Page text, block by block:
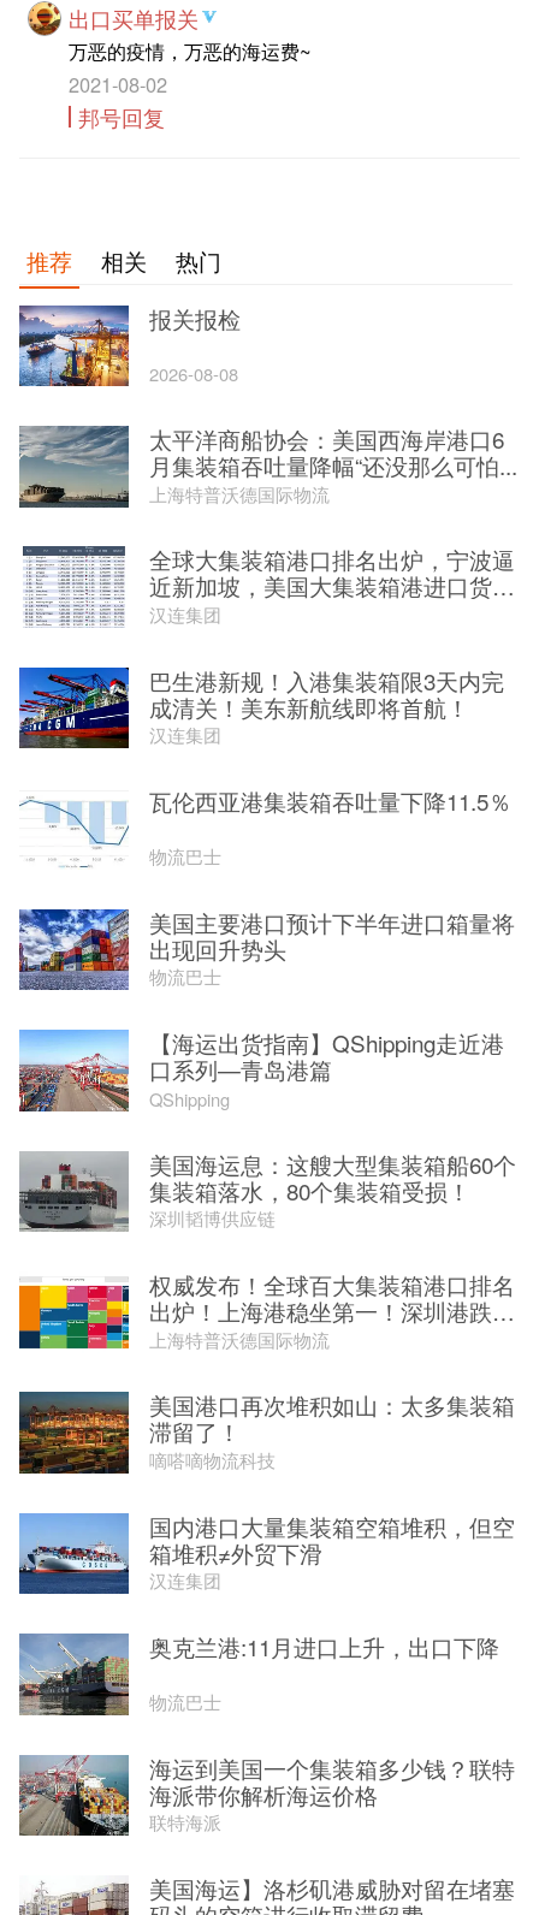
出口买单报关
万恶的疫情，万恶的海运费~
2021-08-02
邦号回复
推荐 相关
热门
报关报检
2026-08-08
太平洋商船协会：美国西海岸港口6
月集装箱吞吐量降幅“还没那么可怕...
上海特普沃德国际物流
全球大集装箱港口排名出炉，宁波逼
近新加坡，美国大集装箱港进口货
量...
汉连集团
巴生港新规！入港集装箱限3天内完
成清关！美东新航线即将首航！
汉连集团
瓦伦西亚港集装箱吞吐量下降11.5％
物流巴士
美国主要港口预计下半年进口箱量将
出现回升势头
物流巴士
【海运出货指南】QShipping走近港
口系列—青岛港篇
QShipping
美国海运息：这艘大型集装箱船60个
集装箱落水，80个集装箱受损！
深圳韬博供应链
权威发布！全球百大集装箱港口排名
出炉！上海港稳坐第一！深圳港跌
出...
上海特普沃德国际物流
美国港口再次堆积如山：太多集装箱
滞留了！
嘀嗒嘀物流科技
国内港口大量集装箱空箱堆积，但空
箱堆积≠外贸下滑
汉连集团
奥克兰港:11月进口上升，出口下降
物流巴士
海运到美国一个集装箱多少钱？联特
海派带你解析海运价格
联特海派
美国海运】洛杉矶港威胁对留在堵塞